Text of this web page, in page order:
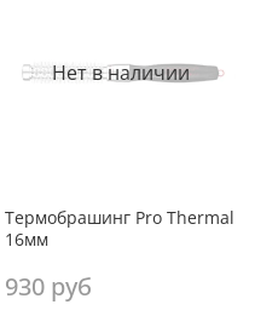
Нет в наличии
Термобрашинг Pro Thermal
16мм
930 руб